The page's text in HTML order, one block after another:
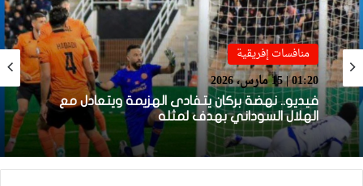
منافسات إفريقية
01:20 | 15 مارس، 2026
فيديو.. نهضة بركان يتفادى الهزيمة ويتعادل مع
الهلال السوداني بهدف لمثله